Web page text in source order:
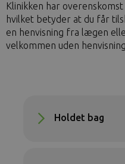
Klinikken har
hvilket betyder at du får
en henvisning fra lægen
velkommen uden
Holdet bag